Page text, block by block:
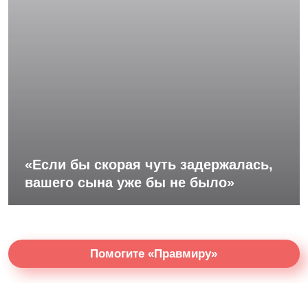
«Если бы скорая чуть задержалась,
вашего сына уже бы не было»
Помогите «Правмиру»